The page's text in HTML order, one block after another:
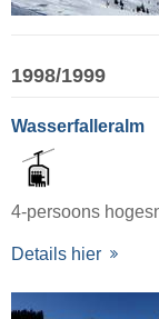
1998/1999
Wasserfalleralm
4-persoons
Details hier